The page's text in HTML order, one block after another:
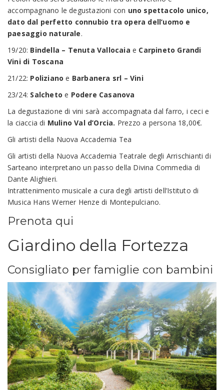
accompagnano le degustazioni con uno spettacolo unico,
dato dal perfetto connubio tra opera dell’uomo e
paesaggio naturale.
19/20: Bindella – Tenuta Vallocaia e Carpineto Grandi
Vini di Toscana
21/22: Poliziano e Barbanera srl – Vini
23/24: Salcheto e Podere Casanova
La degustazione di vini sarà accompagnata dal farro, i ceci e
la ciaccia di Mulino Val d’Orcia. Prezzo a persona 18,00€.
Gli artisti della Nuova Accademia Tea
Gli artisti della Nuova Accademia Teatrale degli Arrischianti di
Sarteano interpretano un passo della Divina Commedia di
Dante Alighieri.
Intrattenimento musicale a cura degli artisti dell’Istituto di
Musica Hans Werner Henze di Montepulciano.
Prenota qui
Giardino della Fortezza
Consigliato per famiglie con bambini